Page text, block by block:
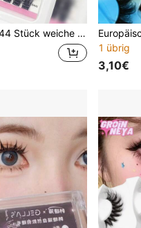
anwendbar für den Alltag, Partys und verschiedene Anlässe, Zuhause DIY natürliches Make-up, vorgeklebte künstliche Wimperncluster, Einzelcluster künstliche Wimpern, Einzelstrang künstliche Wimpern, künstliche Wimpern
1 übrig
3,10€